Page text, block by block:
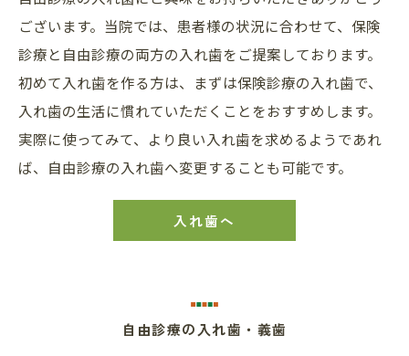
ございます。当院では、患者様の状況に合わせて、保険
診療と自由診療の両方の入れ歯をご提案しております。
初めて入れ歯を作る方は、まずは保険診療の入れ歯で、
入れ歯の生活に慣れていただくことをおすすめします。
実際に使ってみて、より良い入れ歯を求めるようであれ
ば、自由診療の入れ歯へ変更することも可能です。
入れ歯へ
自由診療の入れ歯・義歯